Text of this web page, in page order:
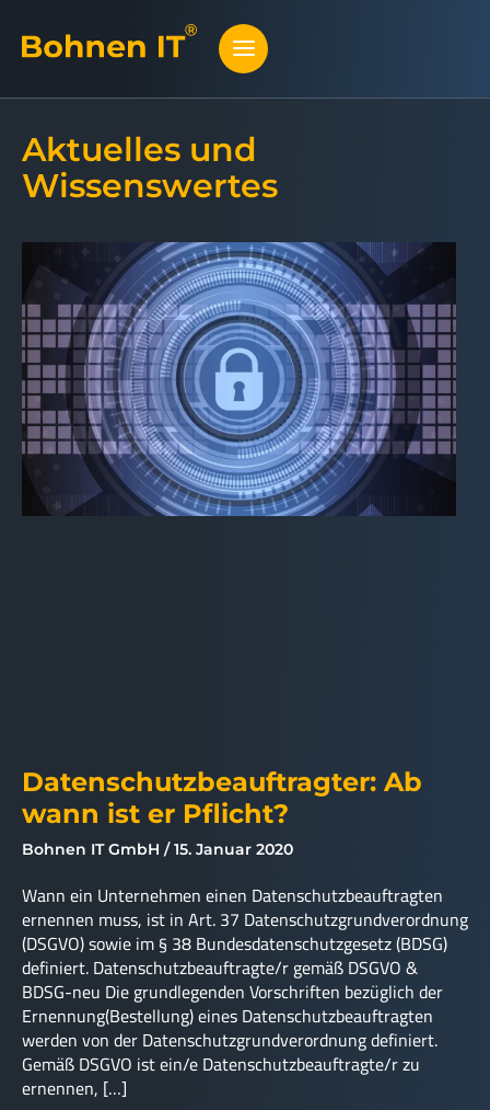
Aktuelles und
Wissenswertes
Datenschutzbeauftragter: Ab
wann ist er Pflicht?
Bohnen IT GmbH 15. Januar 2020
Wann ein Unternehmen einen Datenschutzbeauftragten
ernennen muss, ist in Art. 37 Datenschutzgrundverordnung
(DSGVO) sowie im § 38 Bundesdatenschutzgesetz (BDSG)
definiert. Datenschutzbeauftragte/r gemäß DSGVO &
BDSG-neu Die grundlegenden Vorschriften bezüglich der
Ernennung(Bestellung) eines Datenschutzbeauftragten
werden von der Datenschutzgrundverordnung definiert.
Gemäß DSGVO ist ein/e Datenschutzbeauftragte/r zu
ernennen, […]